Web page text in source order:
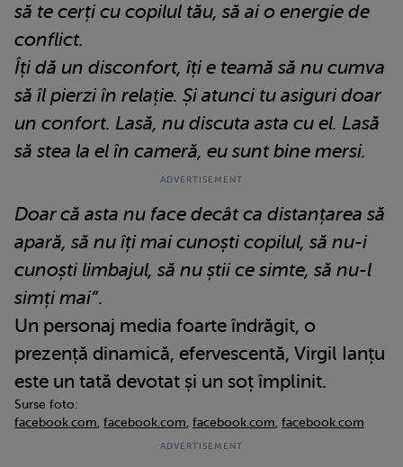
să te cerți cu copilul tău, să ai o energie de
conflict.
Îți dă un disconfort, îți e teamă să nu cumva
să îl pierzi în relație. Și atunci tu asiguri doar
un confort. Lasă, nu discuta asta cu el. Lasă
să stea la el în cameră, eu sunt bine mersi.
Doar că asta nu face decât ca distanțarea să
apară, să nu îți mai cunoști copilul, să nu-i
cunoști limbajul, să nu știi ce simte, să nu-l
simți mai”.
Un personaj media foarte îndrăgit, o
prezență dinamică, efervescentă, Virgil Ianțu
este un tată devotat și un soț împlinit.
Surse foto:
facebook.com, facebook.com, facebook.com, facebook.com